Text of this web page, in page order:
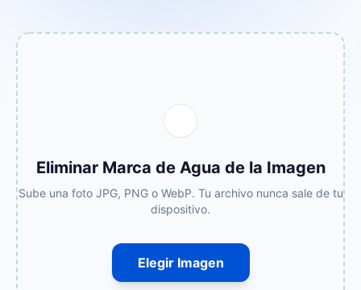
Eliminar Marca de Agua de la Imagen
Sube una foto JPG, PNG o WebP. Tu archivo nunca sale de tu
dispositivo.
Elegir Imagen